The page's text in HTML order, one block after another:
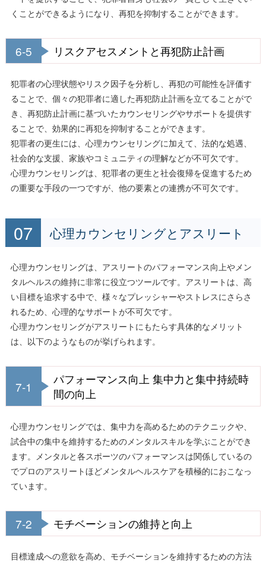
くことができるようになり、再犯を抑制することができます。
6-5 リスクアセスメントと再犯防止計画
犯罪者の心理状態やリスク因子を分析し、再犯の可能性を評価す
ることで、個々の犯罪者に適した再犯防止計画を立てることがで
き、再犯防止計画に基づいたカウンセリングやサポートを提供す
ることで、効果的に再犯を抑制することができます。
犯罪者の更生には、心理カウンセリングに加えて、法的な処遇、
社会的な支援、家族やコミュニティの理解などが不可欠です。
心理カウンセリングは、犯罪者の更生と社会復帰を促進するため
の重要な手段の一つですが、他の要素との連携が不可欠です。
心理カウンセリングとアスリート
心理カウンセリングは、アスリートのパフォーマンス向上やメン
タルヘルスの維持に非常に役立つツールです。アスリートは、高
い目標を追求する中で、様々なプレッシャーやストレスにさらさ
れるため、心理的なサポートが不可欠です。
心理カウンセリングがアスリートにもたらす具体的なメリット
は、以下のようなものが挙げられます。
7-1
パフォーマンス向上 集中力と集中持続時
間の向上
心理カウンセリングでは、集中力を高めるためのテクニックや、
試合中の集中を維持するためのメンタルスキルを学ぶことができ
ます。メンタルと各スポーツのパフォーマンスは関係しているの
でプロのアスリートほどメンタルヘルスケアを積極的におこなっ
ています。
7-2 モチベーションの維持と向上
目標達成への意欲を高め、モチベーションを維持するための方法